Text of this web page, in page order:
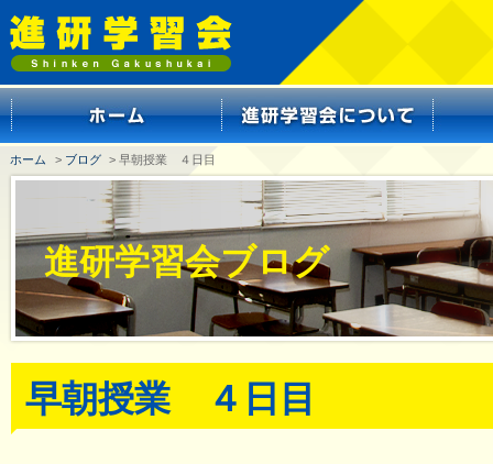
ホーム > ブログ > 早朝授業 ４日目
進研学習会ブログ
早朝授業 ４日目